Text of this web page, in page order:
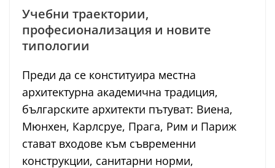
Учебни траектории,
професионализация и новите
типологии
Преди да се конституира местна
архитектурна академична традиция,
българските архитекти пътуват: Виена,
Мюнхен, Карлсруе, Прага, Рим и Париж
стават входове към съвременни
конструкции, санитарни норми,